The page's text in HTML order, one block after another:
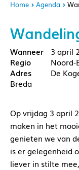
Home Agenda
3 april
Noord-
De
Breda
Op vrijdag 3 april
maken in het
genieten we van
is er gelegenheid
liever in stilte